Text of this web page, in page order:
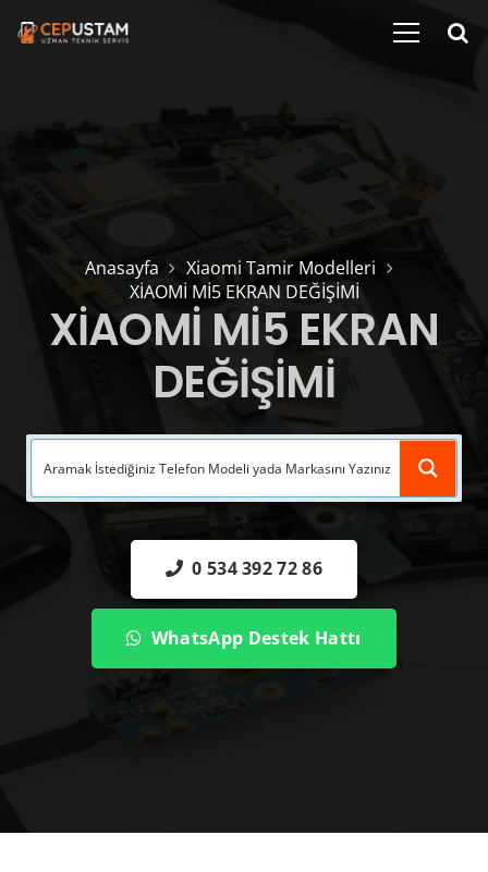
Anasayfa
Xiaomi Tamir Modelleri
XİAOMİ Mİ5 EKRAN DEĞİŞİMİ
XİAOMİ Mİ5 EKRAN
DEĞİŞİMİ
0 534 392 72 86
WhatsApp Destek Hattı